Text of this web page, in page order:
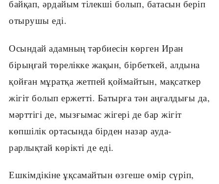
байқап, әрдайым тілекші болып, батасын беріп
отырушы еді.
Осындай адамның тәрбиесін көрген Иран
бірыңғай төрелікке жақын, бірбеткей, алдына
қойған мұратқа жетпей қоймайтын, мақсаткер
жігіт болып ержетті. Батырға тән аңғалдығы да,
мәрттігі де, мызғымас жігері де бар жігіт
көпшілік ортасында бірден назар ауда-
рарлықтай көрікті де еді.
Ешкімдікіне ұқсамайтын өзгеше өмір сүріп,